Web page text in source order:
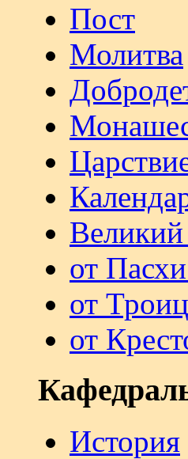
Пост
Молитва
от
от
от
История